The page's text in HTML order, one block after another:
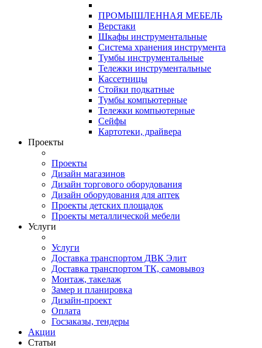
ПРОМЫШЛЕННАЯ МЕБЕЛЬ
Верстаки
Шкафы инструментальные
Система хранения инструмента
Тумбы инструментальные
Тележки инструментальные
Кассетницы
Стойки подкатные
Тумбы компьютерные
Тележки компьютерные
Сейфы
Картотеки, драйвера
Проекты
Проекты
Дизайн магазинов
Дизайн торгового оборудования
Дизайн оборудования для аптек
Проекты детских площадок
Проекты металлической мебели
Услуги
Услуги
Доставка транспортом ДВК Элит
Доставка транспортом ТК, самовывоз
Монтаж, такелаж
Замер и планировка
Дизайн-проект
Оплата
Госзаказы, тендеры
Акции
Статьи